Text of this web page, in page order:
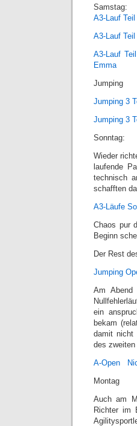
Samstag:
A3-Lauf
A3-Lauf
A3-Lauf
Emma
Jumping
Jumping 3
Jumping 3
Sonntag:
Wieder
laufende
technisch
schafften
A3-Läufe
Chaos pur
Beginn
Der Rest
Jumping
Am
ein
bekam
damit nicht
des zweiten
A-Open
Montag
Auch am
Richter im